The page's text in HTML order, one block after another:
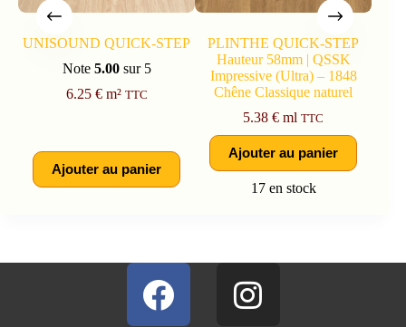
UNISOUND QUICK-STEP
Note 5.00sur 5
6.25 €m² TTC
Ajouter au panier
PLINTHE QUICK-STEP
Hauteur 58mm | QSSK
Impressive (Ultra) – 1848
Chêne Classique naturel
5.38€ mlTTC
Ajouter au panier
17 en stock